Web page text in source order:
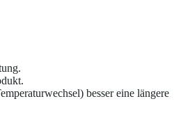
besser eine längere